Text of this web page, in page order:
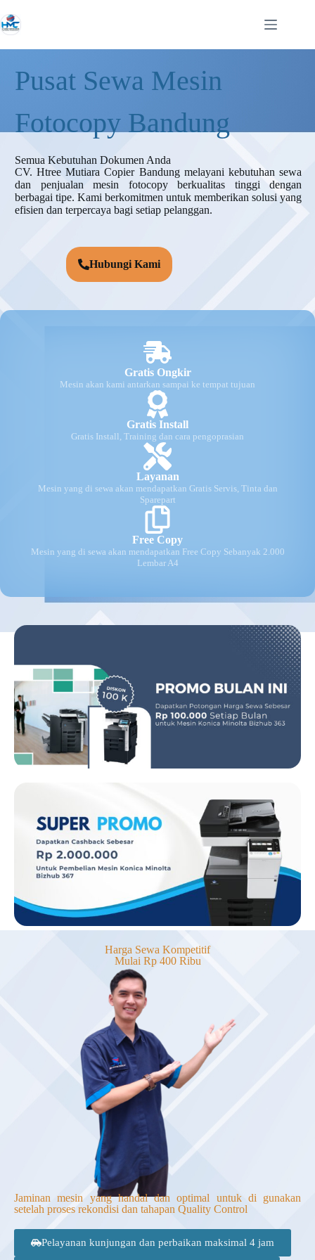
Pusat Sewa Mesin
Fotocopy Bandung
Semua Kebutuhan Dokumen Anda
CV. Htree Mutiara Copier Bandung melayani kebutuhan sewa
dan penjualan mesin fotocopy berkualitas tinggi dengan
berbagai tipe. Kami berkomitmen untuk memberikan solusi yang
efisien dan terpercaya bagi setiap pelanggan.
Hubungi Kami
Gratis Ongkir
Mesin akan kami antarkan sampai ke tempat tujuan
Gratis Install
Gratis Install, Training dan cara pengoprasian
Layanan
Mesin yang di sewa akan mendapatkan Gratis Servis, Tinta dan
Sparepart
Free Copy
Mesin yang di sewa akan mendapatkan Free Copy Sebanyak 2.000
Lembar A4
Harga Sewa Kompetitif
Mulai Rp 400 Ribu
Jaminan mesin yang handal dan optimal untuk di gunakan
setelah proses rekondisi dan tahapan Quality Control
Pelayanan kunjungan dan perbaikan maksimal 4 jam